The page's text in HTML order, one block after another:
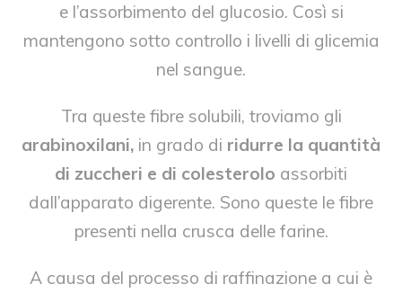
e l’assorbimento del glucosio. Così si
mantengono sotto controllo i livelli di glicemia
nel sangue.
Tra queste fibre solubili, troviamo gli
arabinoxilani, in grado di ridurre la quantità
di zuccheri e di colesterolo assorbiti
dall’apparato digerente. Sono queste le fibre
presenti nella crusca delle farine.
A causa del processo di raffinazione a cui è